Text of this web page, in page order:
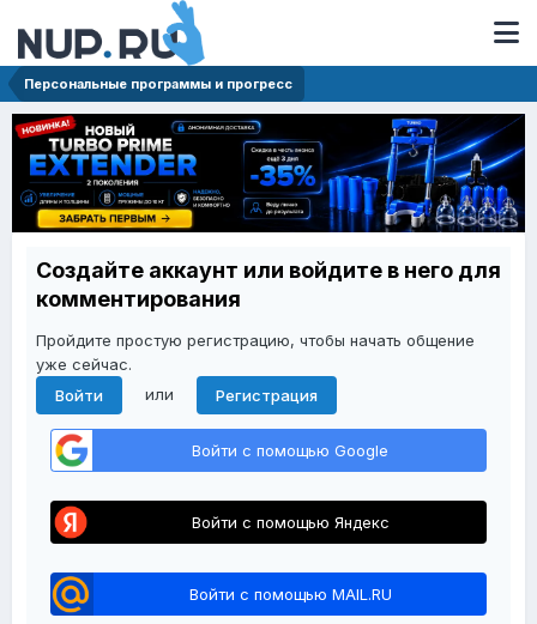
Персональные программы и прогресс
Создайте аккаунт или войдите в него для
комментирования
Пройдите простую регистрацию, чтобы начать общение
уже сейчас.
Войти
или Регистрация
Войти с помощью Google
Войти с помощью Яндекс
Войти с помощью MAIL.RU